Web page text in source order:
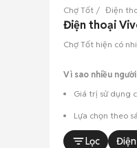
Chợ Tốt Điện
Điện thoại
Chợ Tốt hiện có
Vì sao nhiều
Giá trị sử dụng
Lựa chọn theo
Test máy tại
Lọc